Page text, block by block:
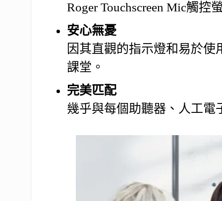
Roger Touchscreen Mic觸
安心無憂
因其直觀的指示燈和易於使
課堂。
完美匹配
幾乎與每個助聽器、人工電